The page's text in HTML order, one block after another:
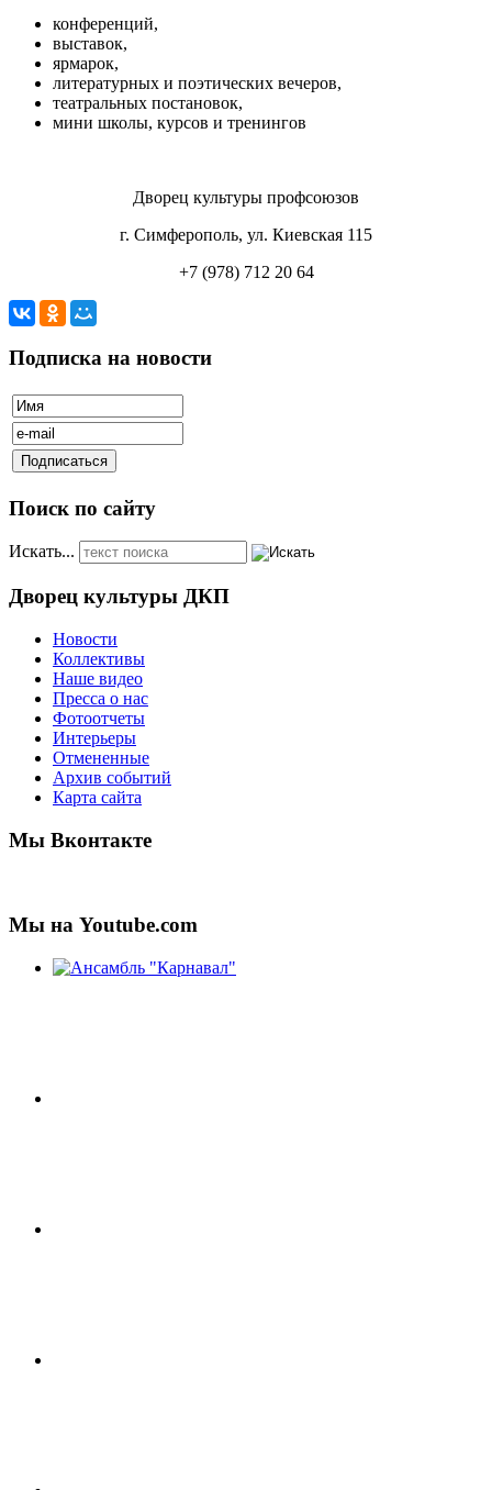
конференций,
выставок,
ярмарок,
литературных и поэтических вечеров,
театральных постановок,
мини школы, курсов и тренингов
Дворец культуры профсоюзов
г. Симферополь, ул. Киевская 115
+7 (978) 712 20 64
Подписка на новости
Поиск по сайту
Искать...
Дворец культуры ДКП
Новости
Коллективы
Наше видео
Пресса о нас
Фотоотчеты
Интерьеры
Отмененные
Архив событий
Карта сайта
Мы Вконтакте
Мы на Youtube.com